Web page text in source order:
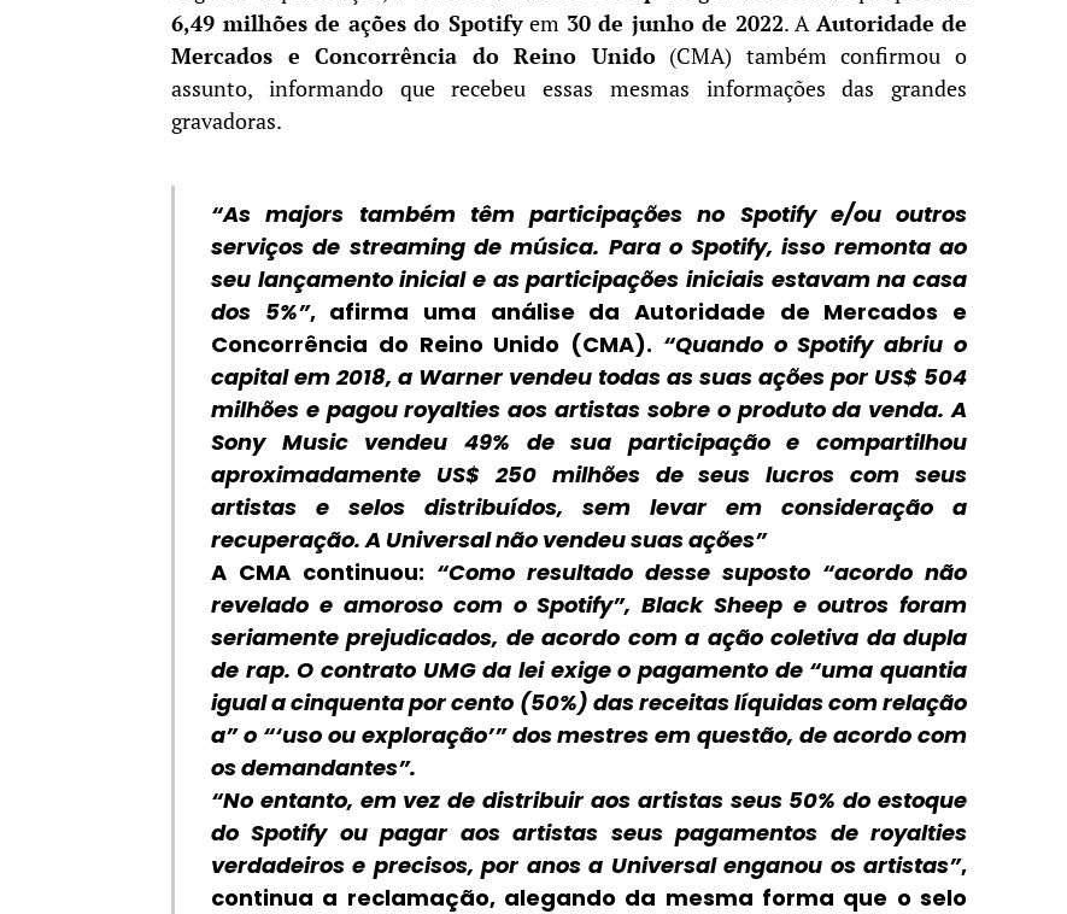
6,49 milhões de ações do Spotifyem 30 de junho de 2022. A Autoridade de
Mercados e Concorrência do Reino Unido(CMA) também confirmou o
assunto, informando que recebeu essas mesmas informações das grandes
gravadoras.
“As majors também têm participações no Spotify e/ou outros
serviços de streaming de música. Para o Spotify, isso remonta ao
seu lançamento inicial e as participações iniciais estavam na casa
dos 5%”, afirma uma análise daAutoridade de Mercados e
Concorrência do Reino Unido (CMA). “Quando o Spotify abriu o
capital em 2018, a Warner vendeu todas as suas ações por US$ 504
milhões e pagou royalties aos artistas sobre o produto da venda. A
Sony Music vendeu 49% de sua participação e compartilhou
aproximadamente US$ 250 milhões de seus lucros com seus
artistas e selos distribuídos, sem levar em consideração a
recuperação. A Universal não vendeu suas ações”
A CMA continuou: “Como resultado desse suposto “acordo não
revelado e amoroso com o Spotify”, Black Sheep e outros foram
seriamente prejudicados, de acordo com a ação coletiva da dupla
de rap. O contrato UMG da lei exige o pagamento de “uma quantia
igual a cinquenta por cento (50%) das receitas líquidas com relação
a” o “‘uso ou exploração’” dos mestres em questão, de acordo com
os demandantes”.
“No entanto, em vez de distribuir aos artistas seus 50% do estoque
do Spotify ou pagar aos artistas seus pagamentos de royalties
verdadeiros e precisos, por anos a Universal enganou os artistas”,
continua a reclamação, alegando da mesma forma que o selo